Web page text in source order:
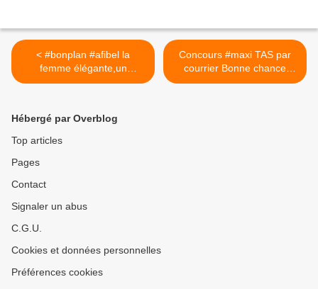
< #bonplan #afibel la
femme élégante,un
pendentif en cadeau
Concours #maxi TAS par
courrier Bonne chance
#lemondedezaza17
Hébergé par Overblog
Top articles
Pages
Contact
Signaler un abus
C.G.U.
Cookies et données personnelles
Préférences cookies